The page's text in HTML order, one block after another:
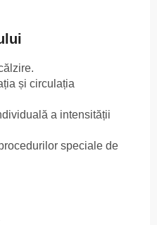
și circulația
a intensității
speciale de